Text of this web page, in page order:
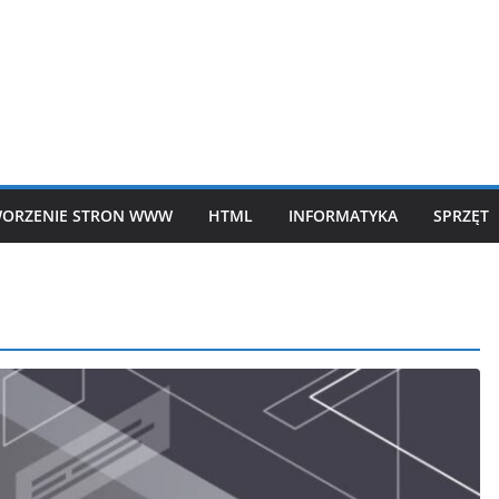
STRON WWW HTML INFORMATYKA SPRZĘT